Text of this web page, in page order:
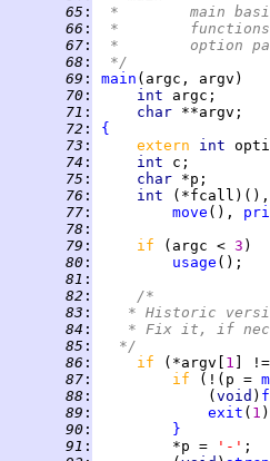
  65
:
*	main
  66
:
*
  67
:
*	option
  68
:
*/
  69
: main
  70
: int
  71
: char
  72
:
{
  73
: extern int
  74
: int
  75
: char
  76
: int
  77
: move (),
  78
:
  79
: if (argc < 3
  80
: usage
  81
:
  82
:
/*
  83
:
* Historic
  84
:
* Fix it, if
  85
:
	*/
  86
: if (*argv[ 1
]
  87
: if (!(p =
  88
:
             (
void )
  89
: exit ( 1
  90
:
}
  91
:
         *p =
'-'